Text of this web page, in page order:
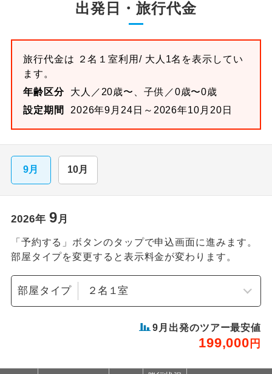
出発日・旅行代金
旅行代金は ２名１室利用/ 大人1名を表示してい
ます。
年齢区分
大人／20歳〜、子供／0歳〜0歳
設定期間
2026年9月24日～2026年10月20日
9月 10月
2026年 9月
「予約する」ボタンのタップで申込画面に進みます。
部屋タイプを変更すると表示料金が変わります。
部屋タイプ
9 月出発のツアー最安値
199,000 円